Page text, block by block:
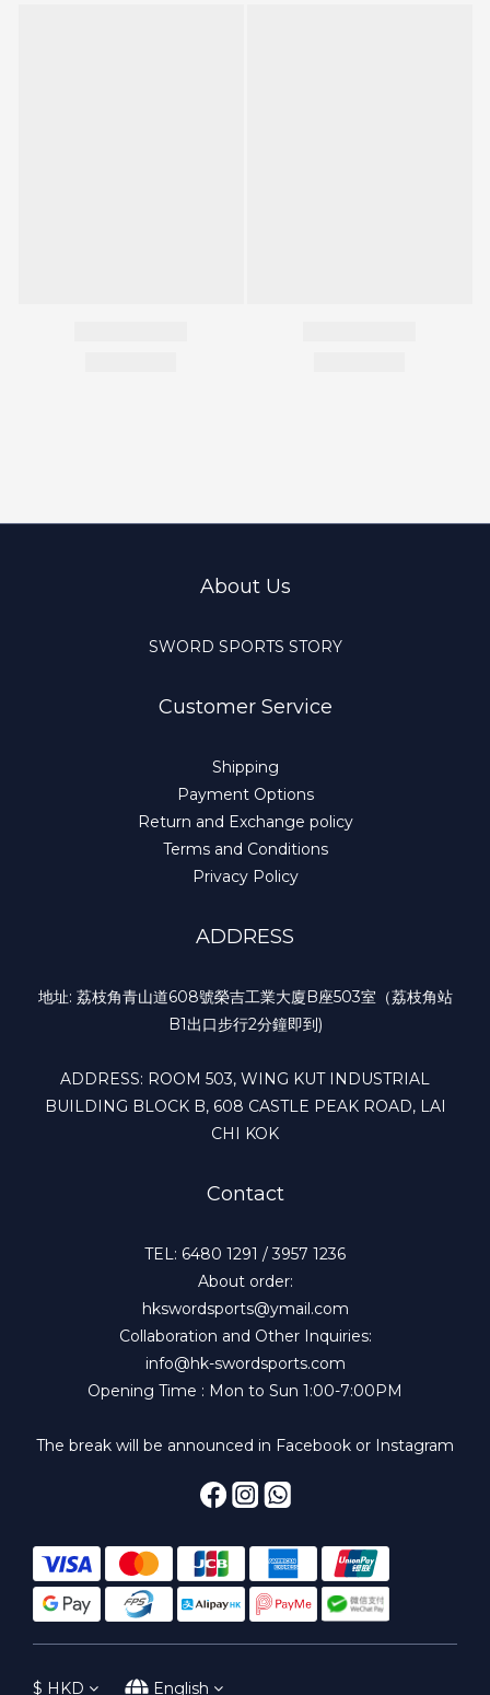
About Us
SWORD SPORTS STORY
Customer Service
Shipping
Payment Options
Return and Exchange policy
Terms and Conditions
Privacy Policy
ADDRESS
地址: 荔枝角青山道608號榮吉工業大廈B座503室（荔枝角站
B1出口步行2分鐘即到)
ADDRESS: ROOM 503, WING KUT INDUSTRIAL
BUILDING BLOCK B, 608 CASTLE PEAK ROAD, LAI
CHI KOK
Contact
TEL: 6480 1291 / 3957 1236
About order:
hkswordsports@ymail.com
Collaboration and Other Inquiries:
info@hk-swordsports.com
Opening Time : Mon to Sun 1:00-7:00PM
The break will be announced in Facebook or Instagram
$ HKD English